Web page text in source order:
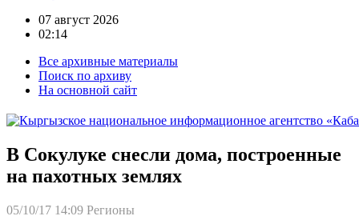
07 август 2026
02:14
Все архивные материалы
Поиск по архиву
На основной сайт
В Сокулуке снесли дома, построенные
на пахотных землях
05/10/17 14:09 Регионы